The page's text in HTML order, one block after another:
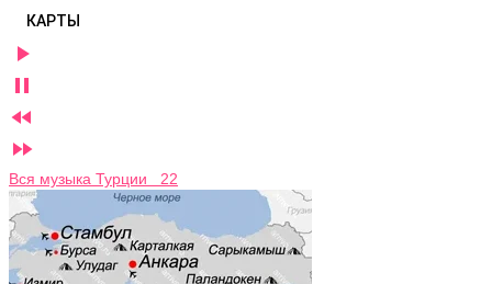
КАРТЫ




Вся музыка Турции 22